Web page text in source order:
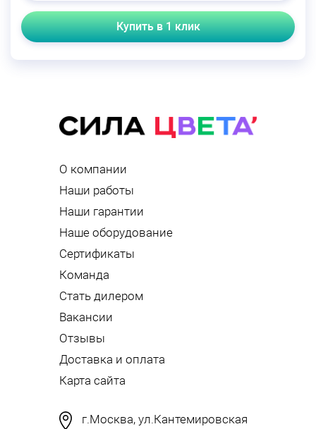
Купить в 1 клик
О компании
Наши работы
Наши гарантии
Наше оборудование
Сертификаты
Команда
Стать дилером
Вакансии
Отзывы
Доставка и оплата
Карта сайта
г.Москва, ул.Кантемировская